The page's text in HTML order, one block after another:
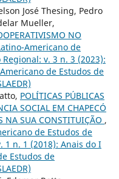
José Thesing, Pedro
Mueller,
NO
Americano de
v. 3 n. 3 (2023):
de Estudos de
POLÍTICAS PÚBLICAS
SOCIAL EM CHAPECÓ
NA SUA CONSTITUIÇÃO ,
de Estudos de
1 n. 1 (2018): Anais do I
Estudos de